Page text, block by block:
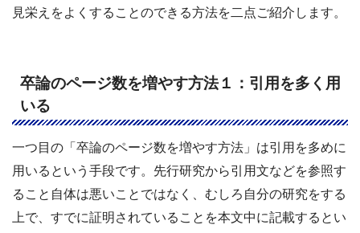
見栄えをよくすることのできる方法を二点ご紹介します。
卒論のページ数を増やす方法１：引用を多く用
いる
一つ目の「卒論のページ数を増やす方法」は引用を多めに
用いるという手段です。先行研究から引用文などを参照す
ること自体は悪いことではなく、むしろ自分の研究をする
上で、すでに証明されていることを本文中に記載するとい